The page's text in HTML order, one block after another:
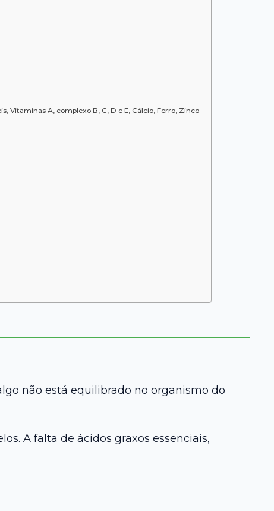
Vitaminas A, complexo B, C, D e E, Cálcio, Ferro, Zinco
não está equilibrado no organismo do
A falta de ácidos graxos essenciais,